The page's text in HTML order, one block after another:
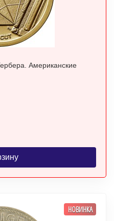
Американские
НОВИНКА